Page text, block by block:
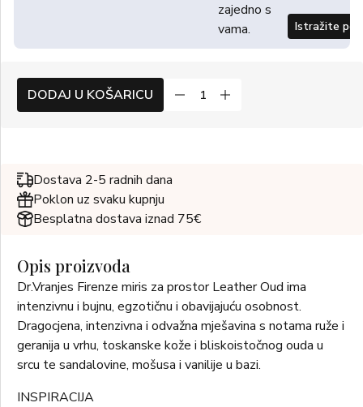
zajedno s
vama.
Istražite
DODAJ U KOŠARICU
Dostava 2-5 radnih dana
Poklon uz svaku kupnju
Besplatna dostava iznad 75€
Opis proizvoda
Dr.Vranjes Firenze miris za prostor Leather Oud ima
intenzivnu i bujnu, egzotičnu i obavijajuću osobnost.
Dragocjena, intenzivna i odvažna mješavina s notama ruže i
geranija u vrhu, toskanske kože i bliskoistočnog ouda u
srcu te sandalovine, mošusa i vanilije u bazi.
INSPIRACIJA